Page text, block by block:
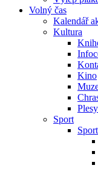
Volný čas
Kalendář
Kultura
Kino
Sport